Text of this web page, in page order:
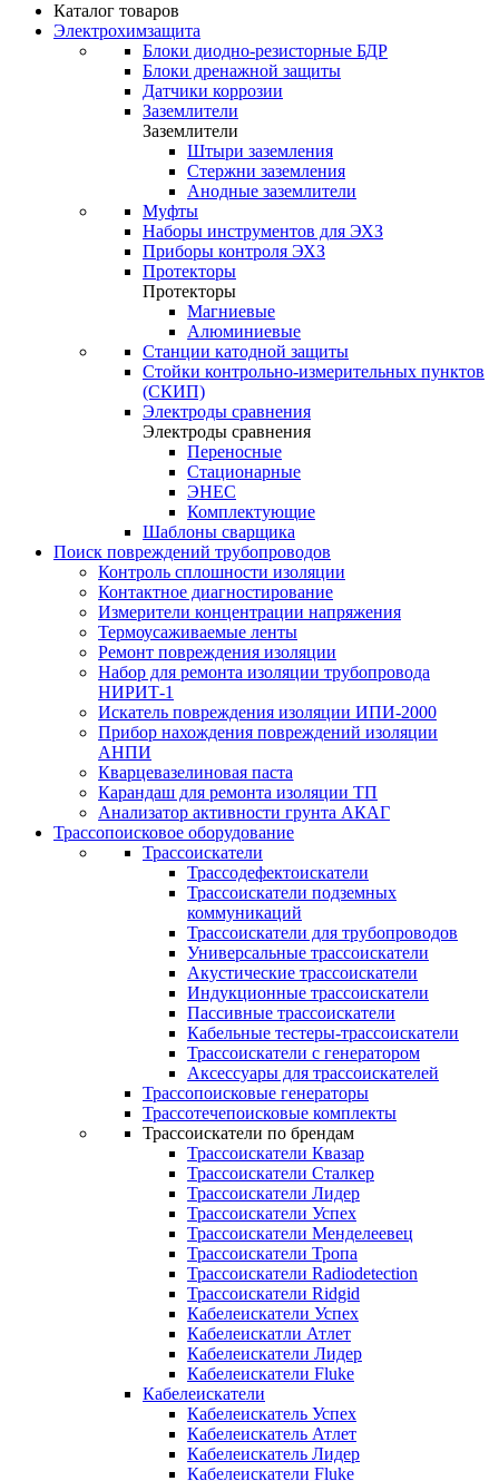
Каталог товаров
Электрохимзащита
Блоки диодно-резисторные БДР
Блоки дренажной защиты
Датчики коррозии
Заземлители
Заземлители
Штыри заземления
Стержни заземления
Анодные заземлители
Муфты
Наборы инструментов для ЭХЗ
Приборы контроля ЭХЗ
Протекторы
Протекторы
Магниевые
Алюминиевые
Станции катодной защиты
Стойки контрольно-измерительных пунктов
(СКИП)
Электроды сравнения
Электроды сравнения
Переносные
Стационарные
ЭНЕС
Комплектующие
Шаблоны сварщика
Поиск повреждений трубопроводов
Контроль сплошности изоляции
Контактное диагностирование
Измерители концентрации напряжения
Термоусаживаемые ленты
Ремонт повреждения изоляции
Набор для ремонта изоляции трубопровода
НИРИТ-1
Искатель повреждения изоляции ИПИ-2000
Прибор нахождения повреждений изоляции
АНПИ
Кварцевазелиновая паста
Карандаш для ремонта изоляции ТП
Анализатор активности грунта АКАГ
Трассопоисковое оборудование
Трассоискатели
Трассодефектоискатели
Трассоискатели подземных
коммуникаций
Трассоискатели для трубопроводов
Универсальные трассоискатели
Акустические трассоискатели
Индукционные трассоискатели
Пассивные трассоискатели
Кабельные тестеры-трассоискатели
Трассоискатели с генератором
Аксессуары для трассоискателей
Трассопоисковые генераторы
Трассотечепоисковые комплекты
Трассоискатели по брендам
Трассоискатели Квазар
Трассоискатели Сталкер
Трассоискатели Лидер
Трассоискатели Успех
Трассоискатели Менделеевец
Трассоискатели Тропа
Трассоискатели Radiodetection
Трассоискатели Ridgid
Кабелеискатели Успех
Кабелеискатли Атлет
Кабелеискатели Лидер
Кабелеискатели Fluke
Кабелеискатели
Кабелеискатель Успех
Кабелеискатель Атлет
Кабелеискатель Лидер
Кабелеискатели Fluke